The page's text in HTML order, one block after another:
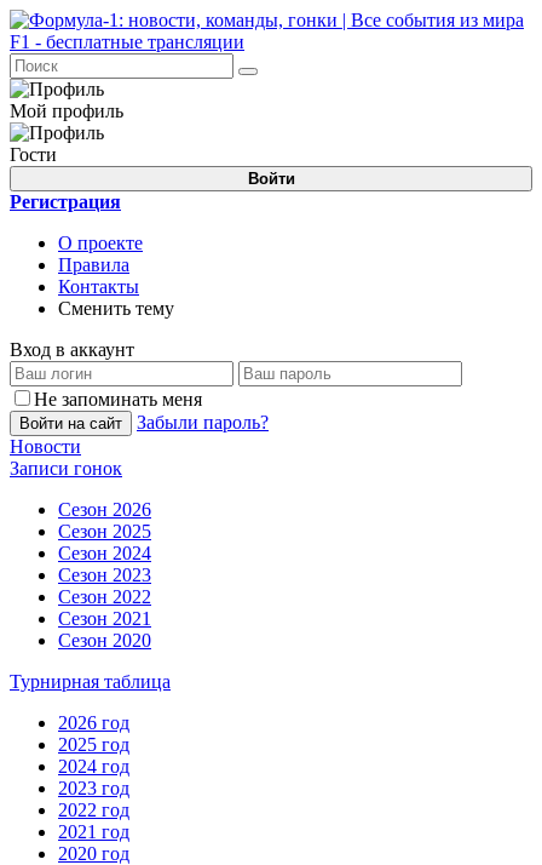
Мой профиль
Гости
Войти
Регистрация
О проекте
Правила
Контакты
Сменить тему
Вход в аккаунт
Не запоминать меня
Войти на сайт
Забыли пароль?
Новости
Записи гонок
Сезон 2026
Сезон 2025
Сезон 2024
Сезон 2023
Сезон 2022
Сезон 2021
Сезон 2020
Турнирная таблица
2026 год
2025 год
2024 год
2023 год
2022 год
2021 год
2020 год